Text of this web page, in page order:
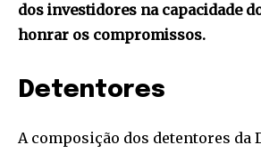
dos investidores na capacidade
honrar os compromissos.
Detentores
A composição dos detentores da